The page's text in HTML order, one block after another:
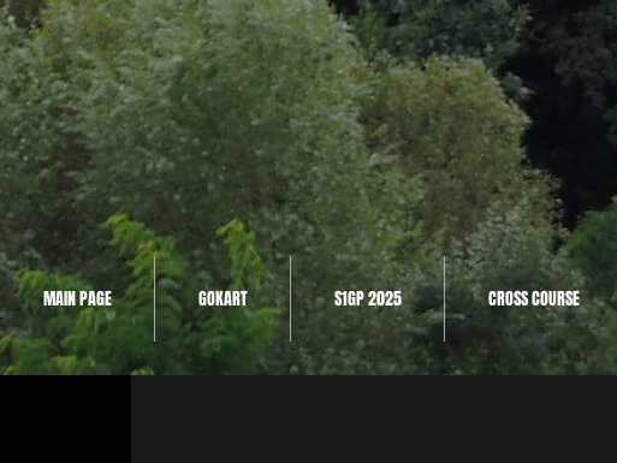
MAIN PAGE GOKART S1GP 2025 CROSS COURSE